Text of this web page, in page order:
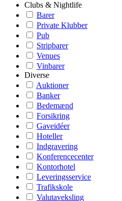
Clubs & Nightlife
Barer
Private Klubber
Pub
Stripbarer
Venues
Vinbarer
Diverse
Auktioner
Banker
Bedemænd
Forsikring
Gaveidéer
Hoteller
Indgravering
Konferencecenter
Kontorhotel
Leveringsservice
Trafikskole
Valutaveksling